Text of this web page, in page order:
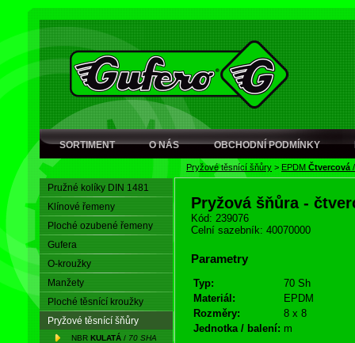
SORTIMENT O NÁS OBCHODNÍ PODMÍNKY
Pryžové těsnící šňůry > EPDM Čtvercová
Pružné kolíky DIN 1481
Klínové řemeny
Ploché ozubené řemeny
Gufera
O-kroužky
Manžety
Ploché těsnící kroužky
Pryžové těsnící šňůry
NBR KULATÁ / 70 SHA
Pryžová šňůra -
Kód: 239076
Celní sazebník: 40070000
Parametry
Typ:
70 Sh
Materiál:
EPDM
Rozměry:
8 x 8
Jednotka / balení: m